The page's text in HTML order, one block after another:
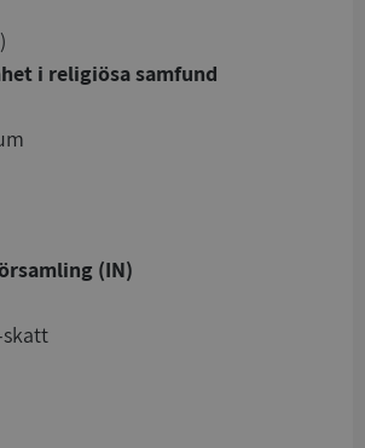
i religiösa samfund
(IN)
skatt